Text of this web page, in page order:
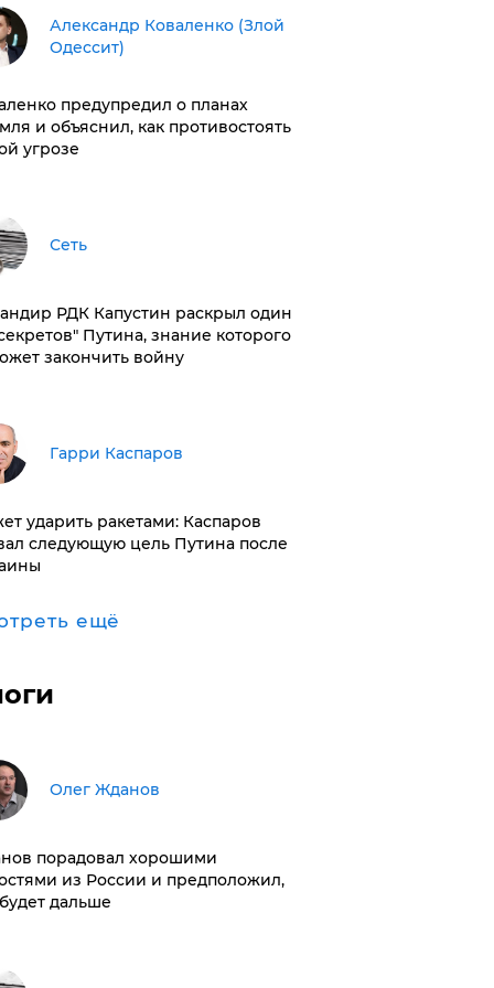
Александр Коваленко (Злой
Одессит)
предупредил о планах
и объяснил, как противостоять
угрозе
Сеть
РДК Капустин раскрыл один
Путина, знание которого
закончить войну
Гарри Каспаров
ударить ракетами: Каспаров
следующую цель Путина после
ещё
Олег Жданов
порадовал хорошими
из России и предположил,
дальше